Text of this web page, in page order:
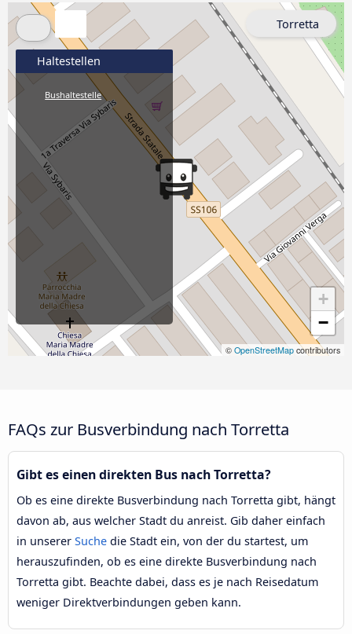
+
−
© OpenStreetMap contributors
Haltestellen
Bushaltestelle
Torretta
FAQs zur Busverbindung nach Torretta
Gibt es einen direkten Bus nach Torretta?
Ob es eine direkte Busverbindung nach Torretta gibt, hängt
davon ab, aus welcher Stadt du anreist. Gib daher einfach
in unserer Suche die Stadt ein, von der du startest, um
herauszufinden, ob es eine direkte Busverbindung nach
Torretta gibt. Beachte dabei, dass es je nach Reisedatum
weniger Direktverbindungen geben kann.